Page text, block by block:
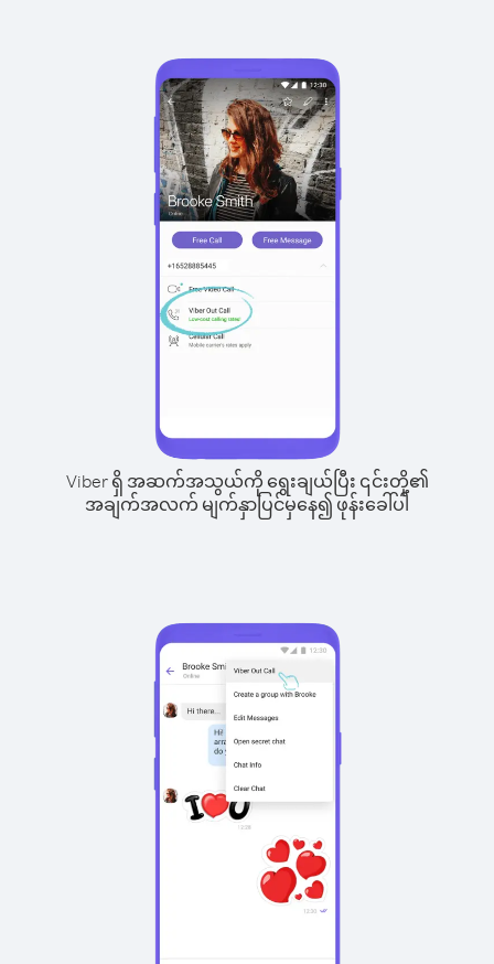
Viber ရှိ အဆက်အသွယ်ကို ရွေးချယ်ပြီး ၎င်းတို့၏
အချက်အလက် မျက်နှာပြင်မှနေ၍ ဖုန်းခေါ်ပါ